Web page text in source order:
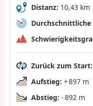
Distanz: 10,43 km
Durchschnittliche
Zurück zum Start:
Aufstieg: + 897 m
Abstieg: - 892 m